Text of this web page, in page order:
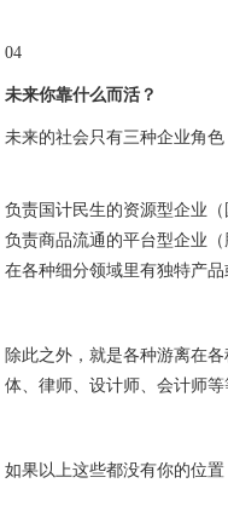
04
未来你靠什么而活？
未来的社会只有三种企业角色
负责国计民生的资源型企业（
负责商品流通的平台型企业（
在各种细分领域里有独特产
除此之外，就是各种游离在
体、律师、设计师、会计师等
如果以上这些都没有你的位